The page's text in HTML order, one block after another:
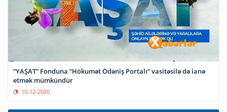
“YAŞAT” Fonduna “Hökumət Ödəniş Portalı” vasitəsilə də ianə
etmək mümkündür
10-12-2020